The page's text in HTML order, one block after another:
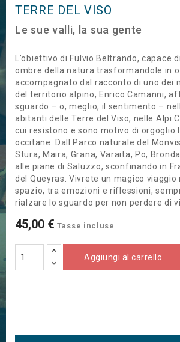
TERRE DEL VISO
Le sue valli, la sua gente
L’obiettivo di Fulvio Beltrando, capace
ombre della natura trasformandole in
accompagnato dal racconto di uno dei
del territorio alpino, Enrico Camanni,
sguardo – o, meglio, il sentimento –
abitanti delle Terre del Viso, nelle Alpi
cui resistono e sono motivo di orgoglio
occitane. Dall Parco naturale del
Stura, Maira, Grana, Varaita, Po,
alle piane di Saluzzo, sconfinando in
del Queyras. Vivrete un magico viaggio
spazio, tra emozioni e riflessioni,
rialzare lo sguardo per non perdere di
45,00 € Tasse incluse
Aggiungi al carrello